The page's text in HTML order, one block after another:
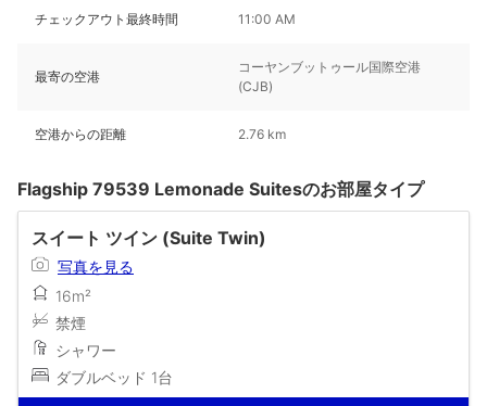
チェックアウト最終時間 11:00 AM
最寄の空港
コーヤンブットゥール国際空港
(CJB)
空港からの距離 2.76 km
Flagship 79539 Lemonade Suitesのお部屋タイプ
スイート ツイン (Suite Twin)
写真を見る
16m²
禁煙
シャワー
ダブルベッド 1台